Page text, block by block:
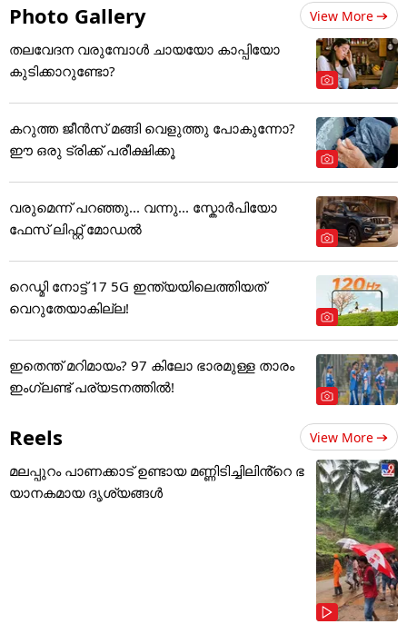
Photo Gallery View More
തലവേദന വരുമ്പോൾ ചായയോ കാപ്പിയോ
കുടിക്കാറുണ്ടോ?
കറുത്ത ജീൻസ് മങ്ങി വെളുത്തു പോകുന്നോ?
ഈ ഒരു ട്രിക്ക് പരീക്ഷിക്കൂ
വരുമെന്ന് പറഞ്ഞു... വന്നു... സ്കോർപിയോ
ഫേസ് ലിഫ്റ്റ് മോഡൽ
റെഡ്മി നോട്ട് 17 5G ഇന്ത്യയിലെത്തിയത്
വെറുതേയാകില്ല!
ഇതെന്ത് മറിമായം? 97 കിലോ ഭാരമുള്ള താരം
ഇംഗ്ലണ്ട് പര്യടനത്തില്‍!
Reels View More
മലപ്പുറം പാണക്കാട് ഉണ്ടായ മണ്ണിടിച്ചിലിൻ്റെ ഭ
യാനകമായ ദൃശ്യങ്ങൾ